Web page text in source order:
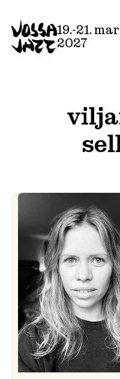
to
content
19.-21.
2027